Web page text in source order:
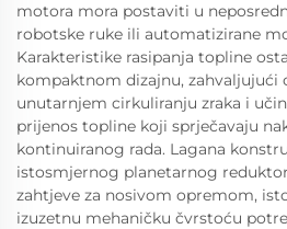
motora mora postaviti u
robotske ruke ili automatizirane
Karakteristike rasipanja topline
kompaktnom dizajnu, zahvaljujući
unutarnjem cirkuliranju zraka i
prijenos topline koji sprječavaju
kontinuiranog rada. Lagana
istosmjernog planetarnog
zahtjeve za nosivom opremom,
izuzetnu mehaničku čvrstoću